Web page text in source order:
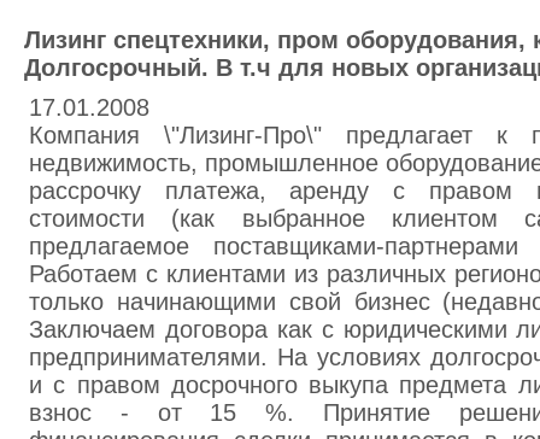
Лизинг спецтехники, пром
Долгосрочный. В т.ч для новых
17.01.2008
Компания \"Лизинг-Про\" предлагает к
недвижимость, промышленное
рассрочку платежа, аренду с правом
стоимости (как выбранное клиентом
предлагаемое поставщиками-
Работаем с клиентами из различных
только начинающими свой бизнес
Заключаем договора как с юридическими
предпринимателями. На условиях
и с правом досрочного выкупа предмета
взнос - от 15 %. Принятие